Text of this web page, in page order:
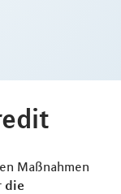
Maßnahmen
die